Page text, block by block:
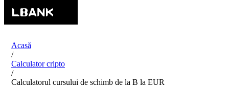
Acasă
/
Calculator cripto
/
Calculatorul cursului de schimb de la B la EUR